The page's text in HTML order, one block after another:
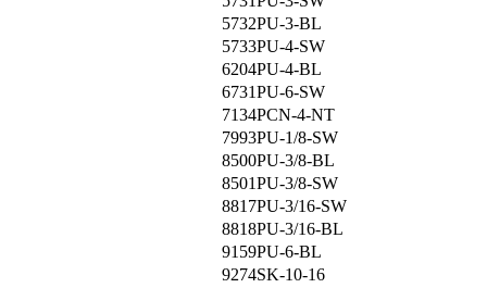
5732PU-3-BL
5733PU-4-SW
6204PU-4-BL
6731PU-6-SW
7134PCN-4-NT
7993PU-1/8-SW
8500PU-3/8-BL
8501PU-3/8-SW
8817PU-3/16-SW
8818PU-3/16-BL
9159PU-6-BL
9274SK-10-16